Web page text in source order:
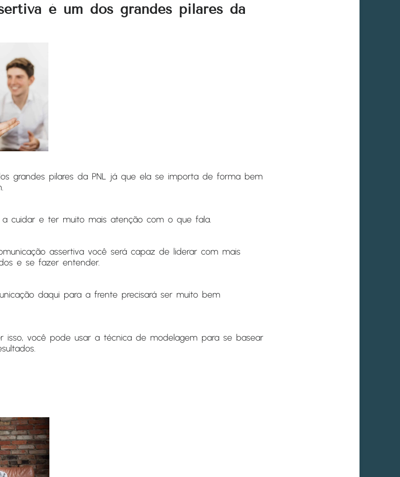
é um dos grandes pilares da
grandes pilares da PNL já que ela se importa de forma bem
a cuidar e ter muito mais atenção com o que fala.
assertiva você será capaz de liderar com mais
e se fazer entender.
daqui para a frente precisará ser muito bem
isso, você pode usar a técnica de modelagem para se basear